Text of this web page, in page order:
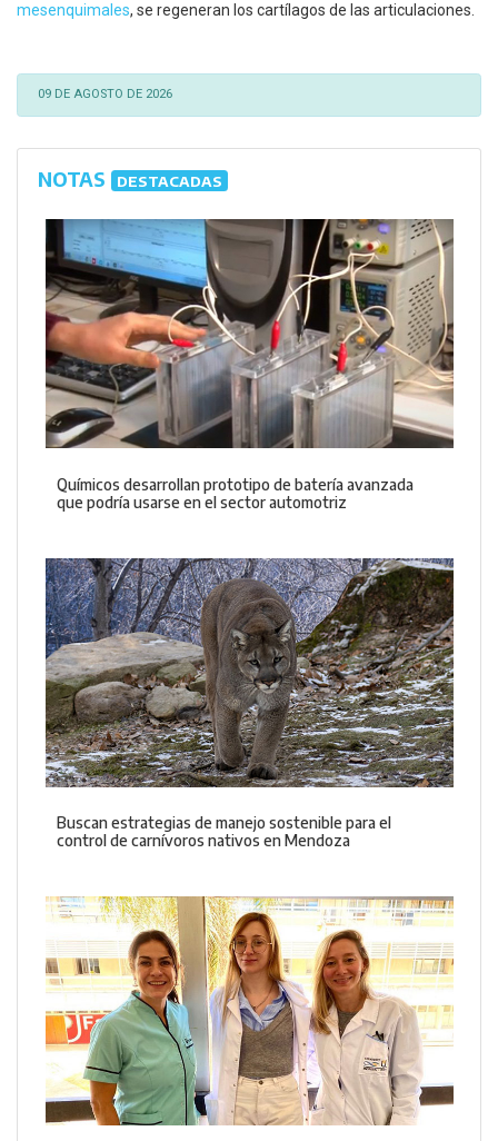
mesenquimales, se regeneran los cartílagos de las articulaciones.
09 DE AGOSTO DE 2026
NOTAS DESTACADAS
Químicos desarrollan prototipo de batería avanzada
que podría usarse en el sector automotriz
Buscan estrategias de manejo sostenible para el
control de carnívoros nativos en Mendoza